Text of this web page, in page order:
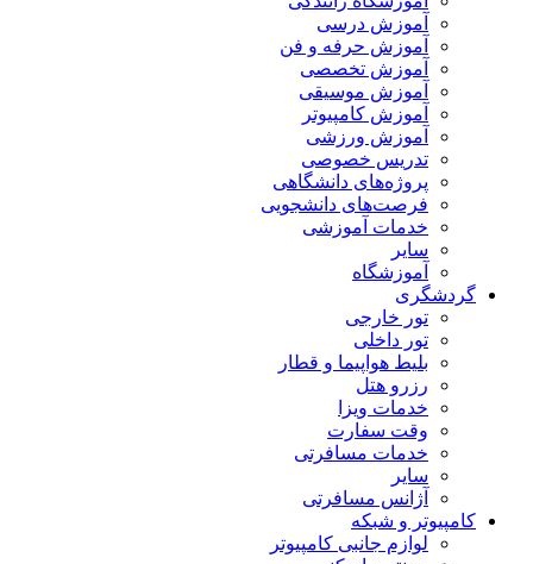
آموزش درسی
آموزش حرفه و فن
آموزش تخصصی
آموزش موسیقی
آموزش کامپیوتر
آموزش ورزشی
تدریس خصوصی
پروژه‌های دانشگاهی
فرصت‌های دانشجویی
خدمات آموزشی
سایر
آموزشگاه
گردشگری
تور خارجی
تور داخلی
بلیط هواپیما و قطار
رزرو هتل
خدمات ویزا
وقت سفارت
خدمات مسافرتی
سایر
آژانس مسافرتی
کامپیوتر و شبکه
لوازم جانبی کامپیوتر